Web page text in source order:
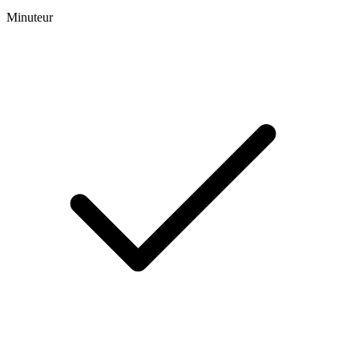
Minuteur